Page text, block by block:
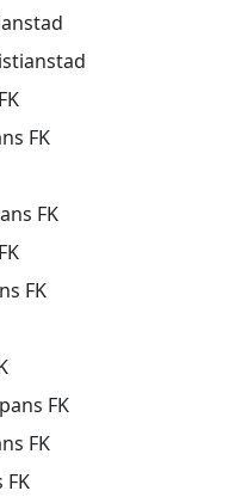
FK
FK
FK
FK
FK
FK